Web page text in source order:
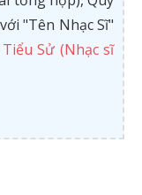
"Tên Nhạc Sĩ"
Tiểu Sử (Nhạc sĩ